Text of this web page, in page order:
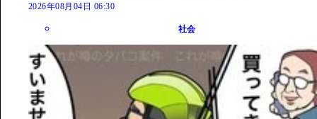
2026年08月04日 06:30
社会